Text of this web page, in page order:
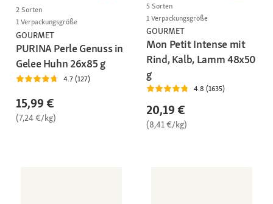
2 Sorten
1 Verpackungsgröße
GOURMET
PURINA Perle Genuss in
Gelee Huhn 26x85 g
4.7 (127)
15,99 €
(7,24 €/kg)
5 Sorten
1 Verpackungsgröße
GOURMET
Mon Petit Intense mit
Rind, Kalb, Lamm 48x50
g
4.8 (1635)
20,19 €
(8,41 €/kg)